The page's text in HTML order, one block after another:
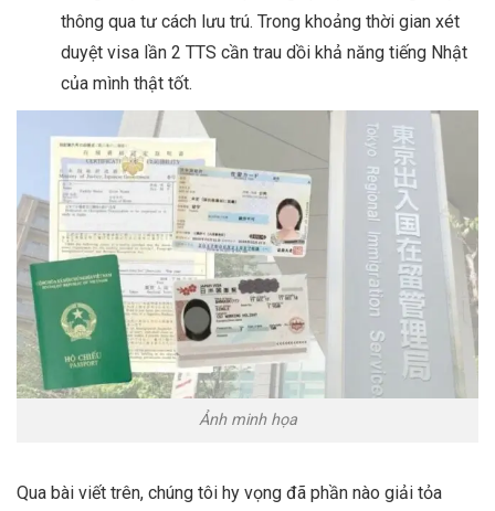
thông qua tư cách lưu trú. Trong khoảng thời gian xét
duyệt visa lần 2 TTS cần trau dồi khả năng tiếng Nhật
của mình thật tốt.
Ảnh minh họa
Qua bài viết trên, chúng tôi hy vọng đã phần nào giải tỏa